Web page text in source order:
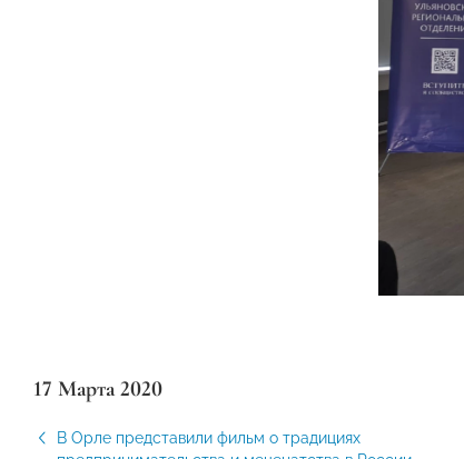
17 Марта 2020
В Орле представили фильм о традициях